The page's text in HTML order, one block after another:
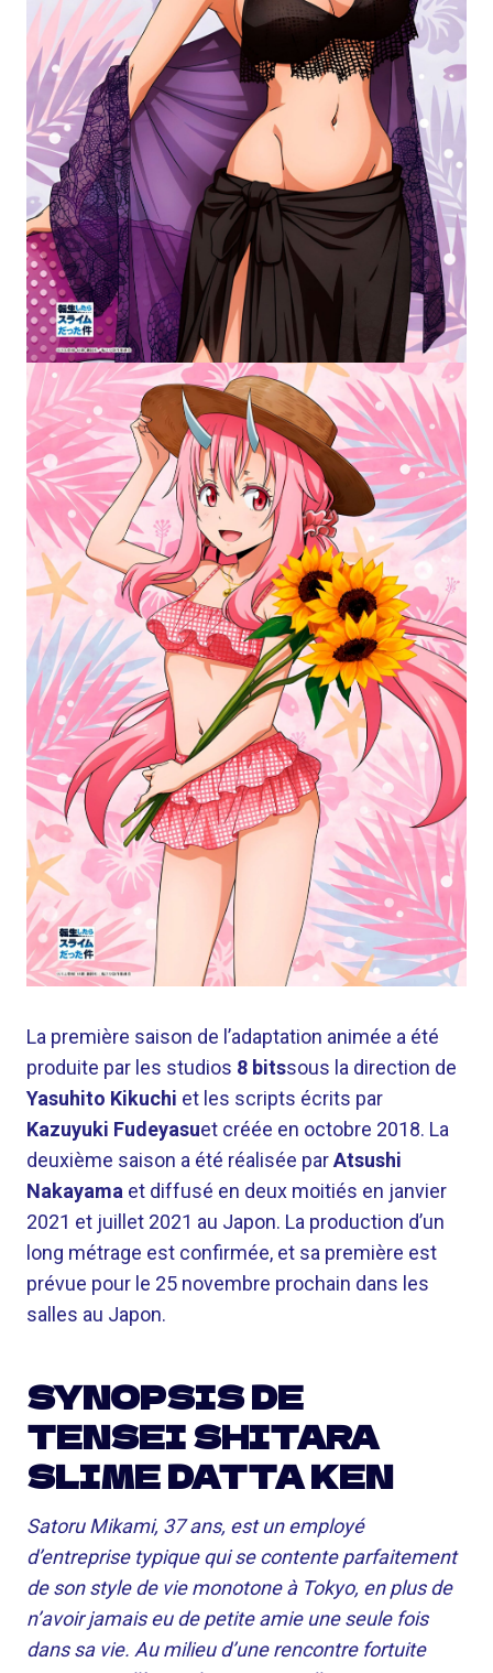
La première saison de l’adaptation animée a été
produite par les studios 8 bitssous la direction de
Yasuhito Kikuchi et les scripts écrits par
Kazuyuki Fudeyasuet créée en octobre 2018. La
deuxième saison a été réalisée parAtsushi
Nakayama et diffusé en deux moitiés en janvier
2021 et juillet 2021 au Japon. La production d’un
long métrage est confirmée, et sa première est
prévue pour le 25 novembre prochain dans les
salles au Japon.
SYNOPSIS DE
TENSEI SHITARA
SLIME DATTA KEN
Satoru Mikami, 37 ans, est un employé
d’entreprise typique qui se contente parfaitement
de son style de vie monotone à Tokyo, en plus de
n’avoir jamais eu de petite amie une seule fois
dans sa vie. Au milieu d’une rencontre fortuite